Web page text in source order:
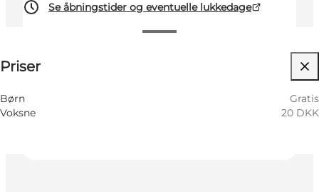
Se åbningstider og eventuelle lukkedage
Priser
Børn
Gratis
Voksne
20 DKK